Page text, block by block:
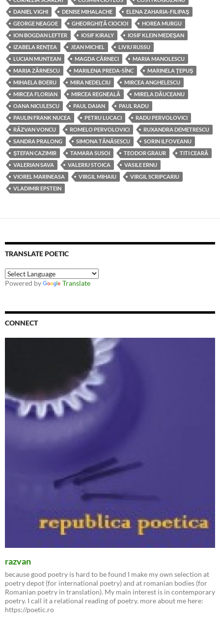
DANIEL VIGHI
DENISE MIHALACHE
ELENA ZAHARIA-FILIPAŞ
GEORGE NEAGOE
GHEORGHIŢĂ CIOCIOI
HOREA MURGU
ION BOGDAN LEFTER
IOSIF KIRALY
IOSIF KLEIN MEDEŞAN
IZABELA RENŢEA
JEAN MICHEL
LIVIU RUSSU
LUCIAN MUNTEAN
MAGDA CÂRNECI
MARIA MANOLESCU
MARIA ZĂRNESCU
MARILENA PREDA-SÎNC
MARINELA ŢEPUŞ
MIHAELA BOERU
MIRA NEDELCIU
MIRCEA ANGHELESCU
MIRCEA FLORIAN
MIRCEA REGNEALĂ
MIRELA DĂUCEANU
OANA NICULESCU
PAUL DAIAN
PAUL RADU
PAULIN FRANK NUCEA
PETRU LUCACI
RADU PERVOLOVICI
RĂZVAN VONCU
ROMELO PERVOLOVICI
RUXANDRA DEMETRESCU
SANDRA PRALONG
SIMONA TĂNĂSESCU
SORIN ILFOVEANU
ŞTEFAN CAZIMIR
TAMARA SUSOI TEODOR GRAUR
TITI CEARĂ
VALERIAN SAVA
VALERIU STOICA
VASILE ERNU
VIOREL MARINEASA
VIRGIL MIHAIU
VIRGIL SCRIPCARIU
VLADIMIR EPSTEIN
TRANSLATE POETIC
Powered by Translate
CONNECT
razvan
because good poetry is hard to be found I make my own selection at
poetry depot (for international poetry) and at romanian bodies (for
Romanian poetry in translation). My main interest is in contemporary
poetry. I call it a relational reading of poetry. more about me here:
https://poetic.ro